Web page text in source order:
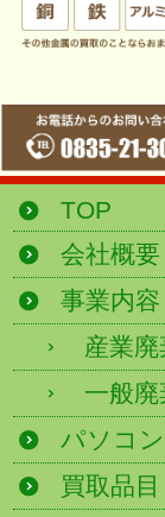
TOP
会社概要
事業内容
産業
一般
パソコ
買取品目